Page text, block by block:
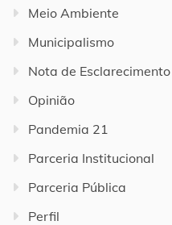
Meio Ambiente
Municipalismo
Nota de Esclarecimento
Opinião
Pandemia 21
Parceria Institucional
Parceria Pública
Perfil